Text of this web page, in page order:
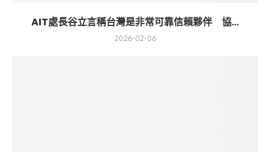
AIT處長谷立言稱台灣是非常可靠信賴夥伴 協...
2026-02-06